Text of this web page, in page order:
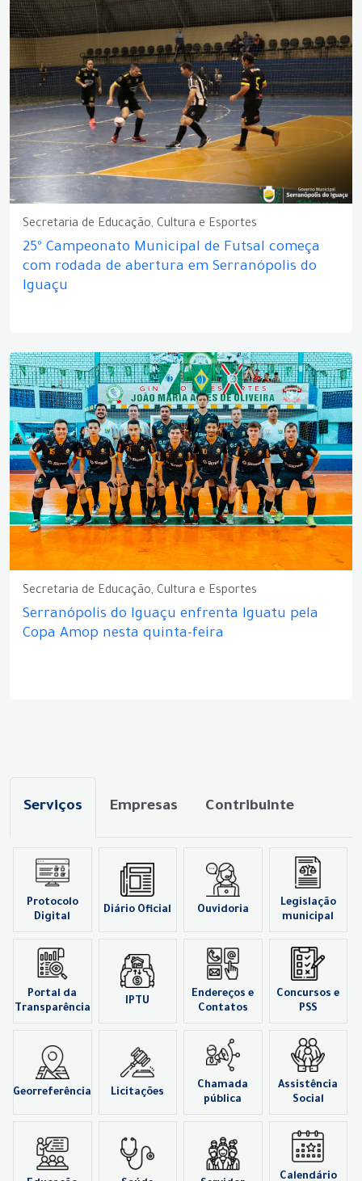
Secretaria de Educação, Cultura e Esportes
25º Campeonato Municipal de Futsal começa
com rodada de abertura em Serranópolis do
Iguaçu
Secretaria de Educação, Cultura e Esportes
Serranópolis do Iguaçu enfrenta Iguatu pela
Copa Amop nesta quinta-feira
Serviços Empresas Contribuinte
Protocolo
Digital
Diário Oficial Ouvidoria
Legislação
municipal
Portal da
Transparência
IPTU
Endereços e
Contatos
Concursos e
PSS
Georreferência Licitações
Chamada
pública
Assistência
Social
Calendário